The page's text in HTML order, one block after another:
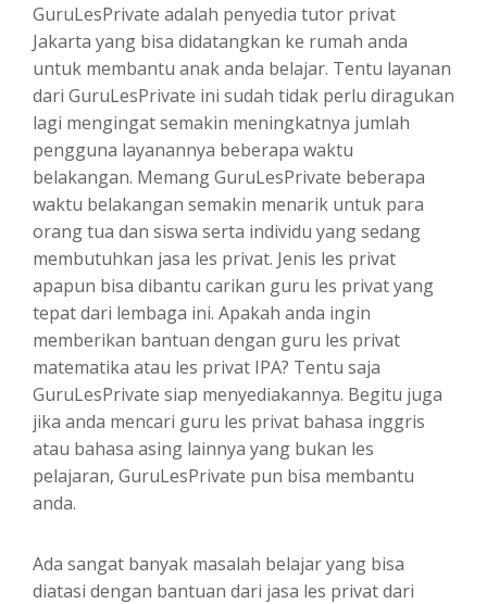
GuruLesPrivate adalah penyedia tutor privat
Jakarta yang bisa didatangkan ke rumah anda
untuk membantu anak anda belajar. Tentu layanan
dari GuruLesPrivate ini sudah tidak perlu diragukan
lagi mengingat semakin meningkatnya jumlah
pengguna layanannya beberapa waktu
belakangan. Memang GuruLesPrivate beberapa
waktu belakangan semakin menarik untuk para
orang tua dan siswa serta individu yang sedang
membutuhkan jasa les privat. Jenis les privat
apapun bisa dibantu carikan guru les privat yang
tepat dari lembaga ini. Apakah anda ingin
memberikan bantuan dengan guru les privat
matematika atau les privat IPA? Tentu saja
GuruLesPrivate siap menyediakannya. Begitu juga
jika anda mencari guru les privat bahasa inggris
atau bahasa asing lainnya yang bukan les
pelajaran, GuruLesPrivate pun bisa membantu
anda.
Ada sangat banyak masalah belajar yang bisa
diatasi dengan bantuan dari jasa les privat dari